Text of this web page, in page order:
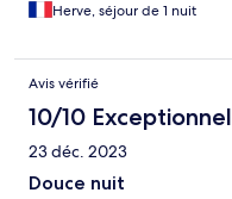
Herve, séjour de 1 nuit
Avis vérifié
10/10 Exceptionnel
23 déc. 2023
Douce nuit